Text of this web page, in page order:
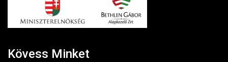
Kövess Minket